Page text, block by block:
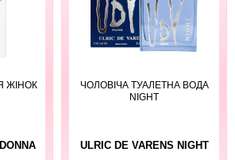
ЖІНОК
ЧОЛОВІЧА ТУАЛЕТНА ВОДА
NIGHT
ULRIC DE VARENS NIGHT